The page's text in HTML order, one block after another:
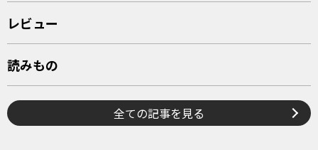
レビュー
読みもの
全ての記事を見る